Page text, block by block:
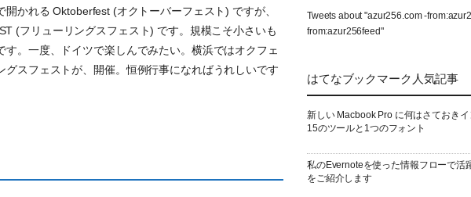
かれる Oktoberfest (オクトーバーフェスト) ですが、
(フリューリングスフェスト) です。規模こそ小さいも
。一度、ドイツで楽しんでみたい。横浜ではオクフェ
スフェストが、開催。恒例行事になればうれしいです
Tweets about "azur256.com -
from:azur256feed"
はてなブックマーク人気記事
新しい Macbook Pro に何はさておき
15のツールと1つのフォント
私のEvernoteを使った情報フローで活
をご紹介します